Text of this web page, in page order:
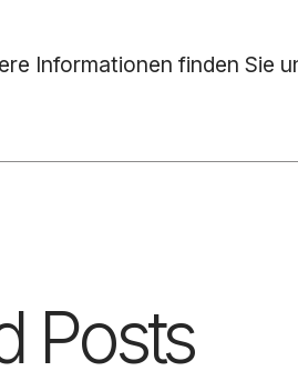
Informationen finden Sie
Posts